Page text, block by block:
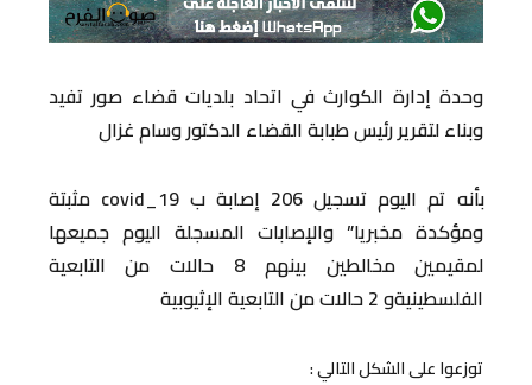
وحدة إدارة الكوارث في اتحاد بلديات قضاء صور تفيد
وبناء لتقرير رئيس طبابة القضاء الدكتور وسام غزال
بأنه تم اليوم تسجيل 206 إصابة ب covid_19 مثبتة
ومؤكدة مخبريا” والإصابات المسجلة اليوم جميعها
لمقيمين مخالطين بينهم 8 حالات من التابعية
الفلسطينيةو 2 حالات من التابعية الإثيوبية
توزعوا على الشكل التالي :